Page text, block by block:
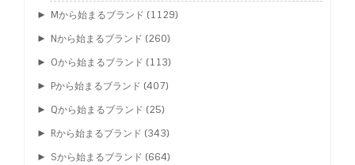
► Mから始まるブランド (1129)
► Nから始まるブランド (260)
► Oから始まるブランド (113)
► Pから始まるブランド (407)
► Qから始まるブランド (25)
► Rから始まるブランド (343)
► Sから始まるブランド (664)